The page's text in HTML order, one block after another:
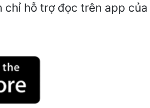
chỉ hỗ trợ đọc trên app của